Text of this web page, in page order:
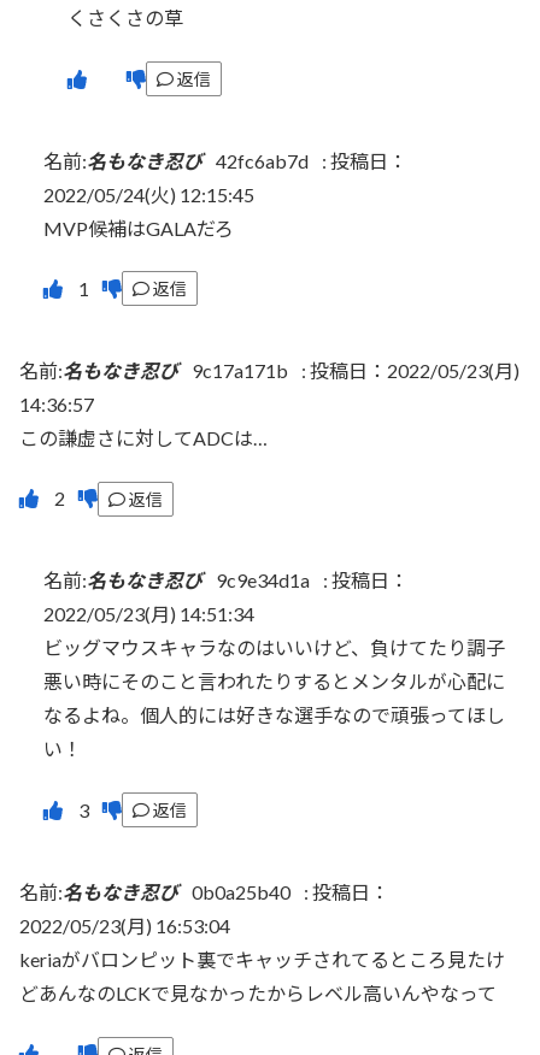
くさくさの草
返信
名前:名もなき忍び 42fc6ab7d : 投稿日：
2022/05/24(火) 12:15:45
MVP候補はGALAだろ
返信
名前:名もなき忍び 9c17a171b : 投稿日：2022/05/23(月)
14:36:57
この謙虚さに対してADCは…
返信
名前:名もなき忍び 9c9e34d1a : 投稿日：
2022/05/23(月) 14:51:34
ビッグマウスキャラなのはいいけど、負けてたり調子
悪い時にそのこと言われたりするとメンタルが心配に
なるよね。個人的には好きな選手なので頑張ってほし
い！
返信
名前:名もなき忍び 0b0a25b40 : 投稿日：
2022/05/23(月) 16:53:04
keriaがバロンピット裏でキャッチされてるところ見たけ
どあんなのLCKで見なかったからレベル高いんやなって